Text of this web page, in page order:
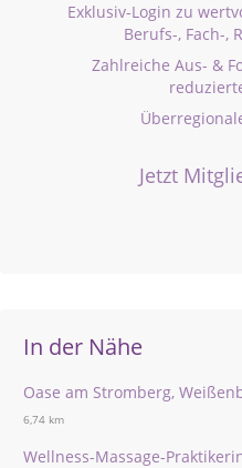
Exklusiv-Login zu
Berufs-, Fach-,
Zahlreiche Aus- &
Jetzt
In der Nähe
Oase am Stromberg,
6,74 km
Wellness-Massage-